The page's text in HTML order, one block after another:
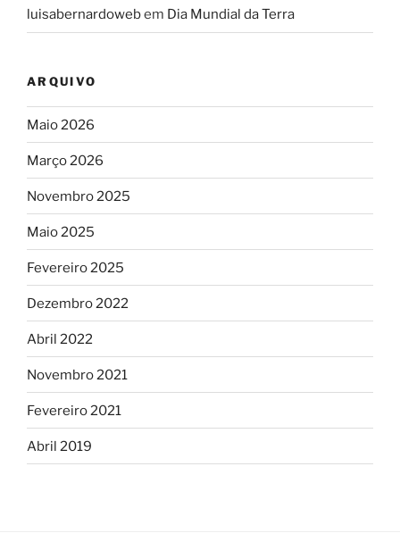
luisabernardowebem Dia Mundial da Terra
ARQUIVO
Maio 2026
Março 2026
Novembro 2025
Maio 2025
Fevereiro 2025
Dezembro 2022
Abril 2022
Novembro 2021
Fevereiro 2021
Abril 2019